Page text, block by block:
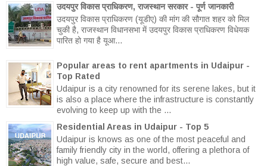
उदयपुर विकास प्राधिकरण, राजस्थान सरकार - पूर्ण जानकारी
उदयपुर विकास प्राधिकरण (यूडीए) की मांग की सौगात शहर को मिल
चुकी है, राजस्थान विधानसभा में उदयपुर विकास प्राधिकरण विधेयक
पारित हो गया है यूआ...
Popular areas to rent apartments in Udaipur -
Top Rated
Udaipur is a city renowned for its serene lakes, but it
is also a place where the infrastructure is constantly
evolving to keep up with the ...
Residential Areas in Udaipur - Top 5
Udaipur is knows as one of the most peaceful and
family friendly city in the world, offering a plethora of
high value, safe, secure and best...